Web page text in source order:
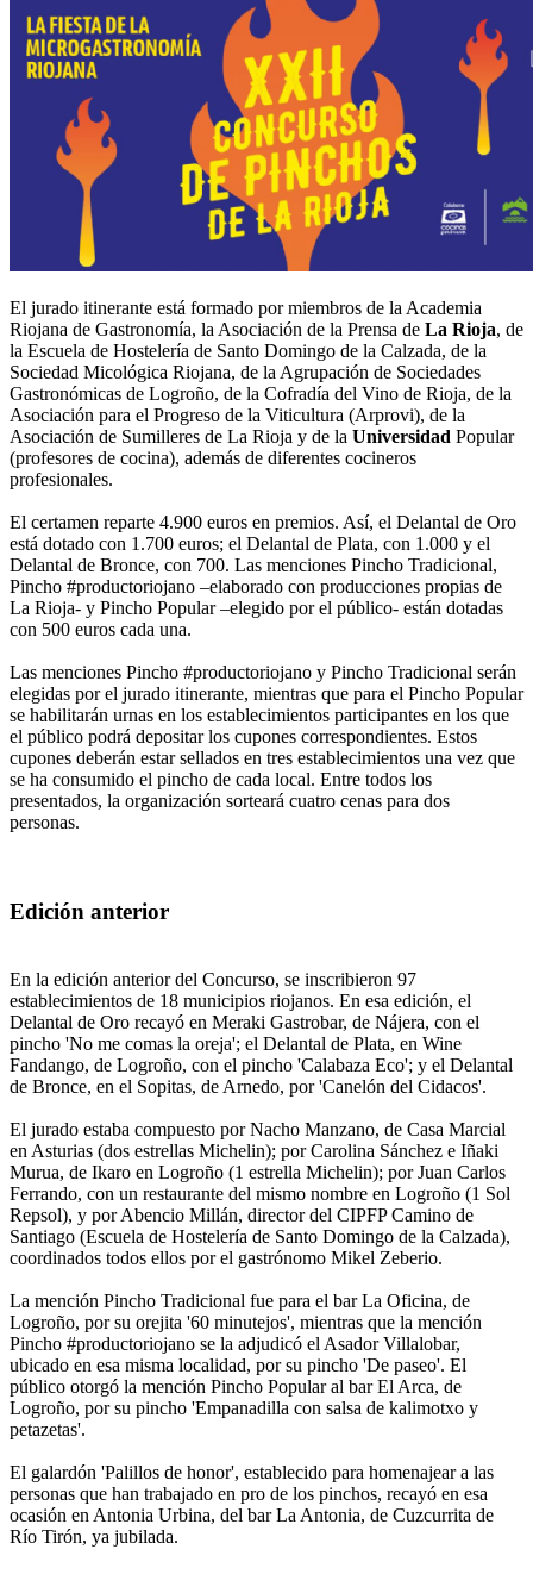
El jurado itinerante está formado por miembros de la Academia
Riojana de Gastronomía, la Asociación de la Prensa de La Rioja, de
la Escuela de Hostelería de Santo Domingo de la Calzada, de la
Sociedad Micológica Riojana, de la Agrupación de Sociedades
Gastronómicas de Logroño, de la Cofradía del Vino de Rioja, de la
Asociación para el Progreso de la Viticultura (Arprovi), de la
Asociación de Sumilleres de La Rioja y de la Universidad Popular
(profesores de cocina), además de diferentes cocineros
profesionales.
El certamen reparte 4.900 euros en premios. Así, el Delantal de Oro
está dotado con 1.700 euros; el Delantal de Plata, con 1.000 y el
Delantal de Bronce, con 700. Las menciones Pincho Tradicional,
Pincho #productoriojano –elaborado con producciones propias de
La Rioja- y Pincho Popular –elegido por el público- están dotadas
con 500 euros cada una.
Las menciones Pincho #productoriojano y Pincho Tradicional serán
elegidas por el jurado itinerante, mientras que para el Pincho Popular
se habilitarán urnas en los establecimientos participantes en los que
el público podrá depositar los cupones correspondientes. Estos
cupones deberán estar sellados en tres establecimientos una vez que
se ha consumido el pincho de cada local. Entre todos los
presentados, la organización sorteará cuatro cenas para dos
personas.
Edición anterior
En la edición anterior del Concurso, se inscribieron 97
establecimientos de 18 municipios riojanos. En esa edición, el
Delantal de Oro recayó en Meraki Gastrobar, de Nájera, con el
pincho 'No me comas la oreja'; el Delantal de Plata, en Wine
Fandango, de Logroño, con el pincho 'Calabaza Eco'; y el Delantal
de Bronce, en el Sopitas, de Arnedo, por 'Canelón del Cidacos'.
El jurado estaba compuesto por Nacho Manzano, de Casa Marcial
en Asturias (dos estrellas Michelin); por Carolina Sánchez e Iñaki
Murua, de Ikaro en Logroño (1 estrella Michelin); por Juan Carlos
Ferrando, con un restaurante del mismo nombre en Logroño (1 Sol
Repsol), y por Abencio Millán, director del CIPFP Camino de
Santiago (Escuela de Hostelería de Santo Domingo de la Calzada),
coordinados todos ellos por el gastrónomo Mikel Zeberio.
La mención Pincho Tradicional fue para el bar La Oficina, de
Logroño, por su orejita '60 minutejos', mientras que la mención
Pincho #productoriojano se la adjudicó el Asador Villalobar,
ubicado en esa misma localidad, por su pincho 'De paseo'. El
público otorgó la mención Pincho Popular al bar El Arca, de
Logroño, por su pincho 'Empanadilla con salsa de kalimotxo y
petazetas'.
El galardón 'Palillos de honor', establecido para homenajear a las
personas que han trabajado en pro de los pinchos, recayó en esa
ocasión en Antonia Urbina, del bar La Antonia, de Cuzcurrita de
Río Tirón, ya jubilada.